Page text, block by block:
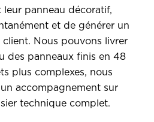
panneau décoratif,
et de générer un
Nous pouvons livrer
des panneaux finis en 48
plus complexes, nous
accompagnement sur
technique complet.